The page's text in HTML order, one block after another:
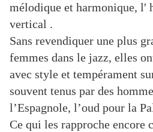
mélodique et harmonique, l'
vertical .
Sans revendiquer une plus
femmes dans le jazz, elles
avec style et tempérament
souvent tenus par des
l’Espagnole, l’oud pour la
Ce qui les rapproche encore